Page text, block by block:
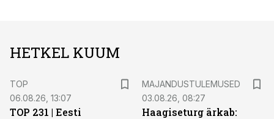
HETKEL KUUM
TOP
06.08.26, 13:07
TOP 231 | Eesti
MAJANDUSTULEMUSED
03.08.26, 08:27
Haagiseturg ärkab: